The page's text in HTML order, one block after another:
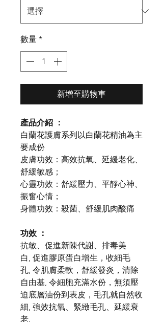
數量 *
新增至購物車
產品介紹 ：
白蘭花護膚系列以白蘭花精油為主
要成份
皮膚功效：高效抗氧、延緩老化、
舒緩敏感；
心靈功效： 舒緩壓力、平靜心神、
振奮心情；
身體功效：殺菌、 舒緩肌肉酸痛
功效 ：
抗敏、促進新陳代謝、排毒美
白, 促進膠原蛋白增生，收細毛
孔, 令肌膚柔軟，舒緩發炎，清除
自由基, 令細胞充滿水份，無須壓
迫底層油份到表皮，毛孔就自然收
細, 強效抗氧、緊緻毛孔、延緩衰
老.